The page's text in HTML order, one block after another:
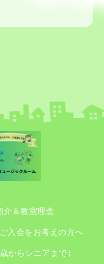
介＆教室理念
ご入会をお考えの方へ
からシニアまで）